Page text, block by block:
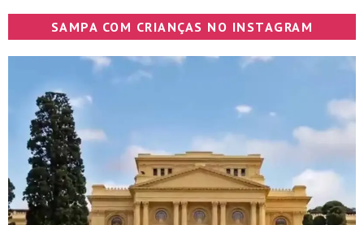
SAMPA COM CRIANÇAS NO INSTAGRAM